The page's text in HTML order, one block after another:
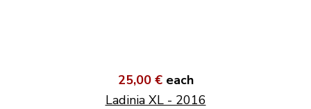
25,00 € each
Ladinia XL - 2016